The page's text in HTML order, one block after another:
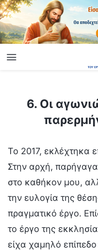
6. Οι αγωνιώδεις μέρες
6. Οι
Το 2017, εκλέχτηκα
Στην αρχή,
στο καθήκον μου,
την ευλογία της
πραγματικό έργο.
το έργο της
είχα χαμηλό